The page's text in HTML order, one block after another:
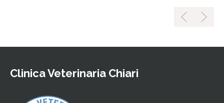
Clinica Veterinaria Chiari